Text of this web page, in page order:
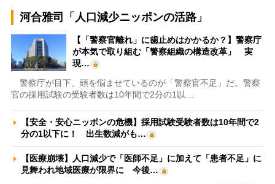
河合雅司「人口減少ニッポンの活路」
【「警察官離れ」に歯止めはかかるか？】警察庁
が本気で取り組む「警察組織の構造改革」 実
現…
警察庁が目下、頭を悩ませているのが「警察官不足」だ。警察
官の採用試験の受験者数は10年間で2分の1以…
【安全・安心ニッポンの危機】採用試験受験者数は10年間で2
分の1以下に！ 出生数減がも…
【医療崩壊】人口減少で「医師不足」に加えて「患者不足」に
見舞われ地域医療が限界に 今後…